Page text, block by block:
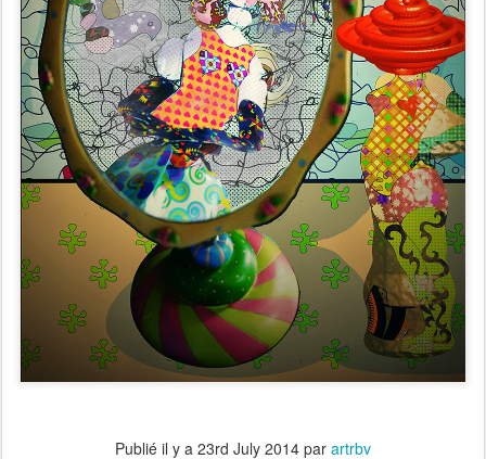
Publié il y a 23rd July 2014 par artrbv